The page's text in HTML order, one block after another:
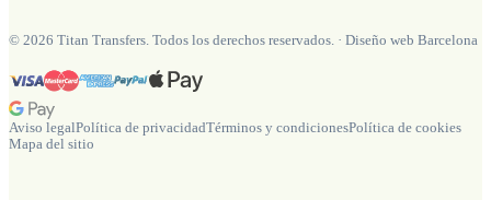
© 2026 Titan Transfers. Todos los derechos reservados. · Diseño web Barcelona
Aviso legalPolítica de privacidadTérminos y condicionesPolítica de cookies
Mapa del sitio